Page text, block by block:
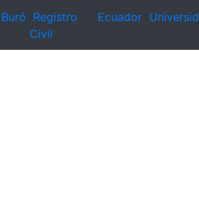
Buró Registro
Civil
Ecuador